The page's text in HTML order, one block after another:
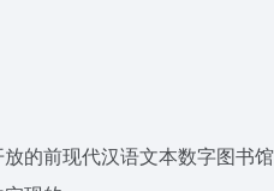
的前现代汉语文本数字图书